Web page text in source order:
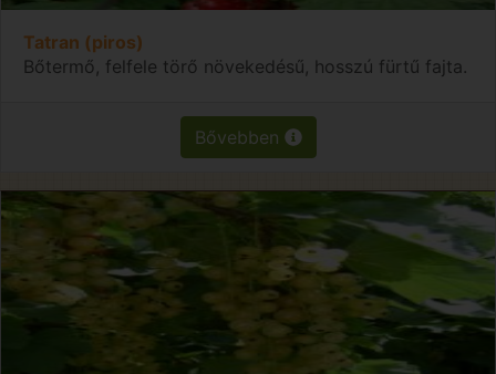
Tatran (piros)
Bőtermő, felfele törő növekedésű, hosszú fürtű fajta.
Bővebben